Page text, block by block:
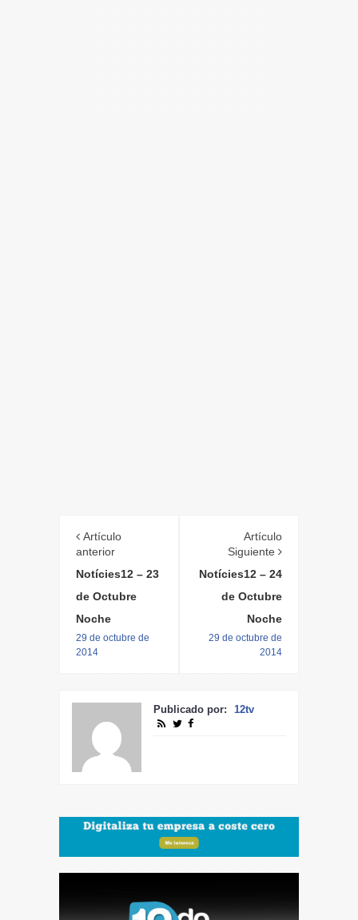
Artículo
anterior
Notícies12 – 23
de Octubre
Noche
29 de octubre de
2014
Artículo
Siguiente
Notícies12 – 24
de Octubre
Noche
29 de octubre de
2014
Publicado por: 12tv